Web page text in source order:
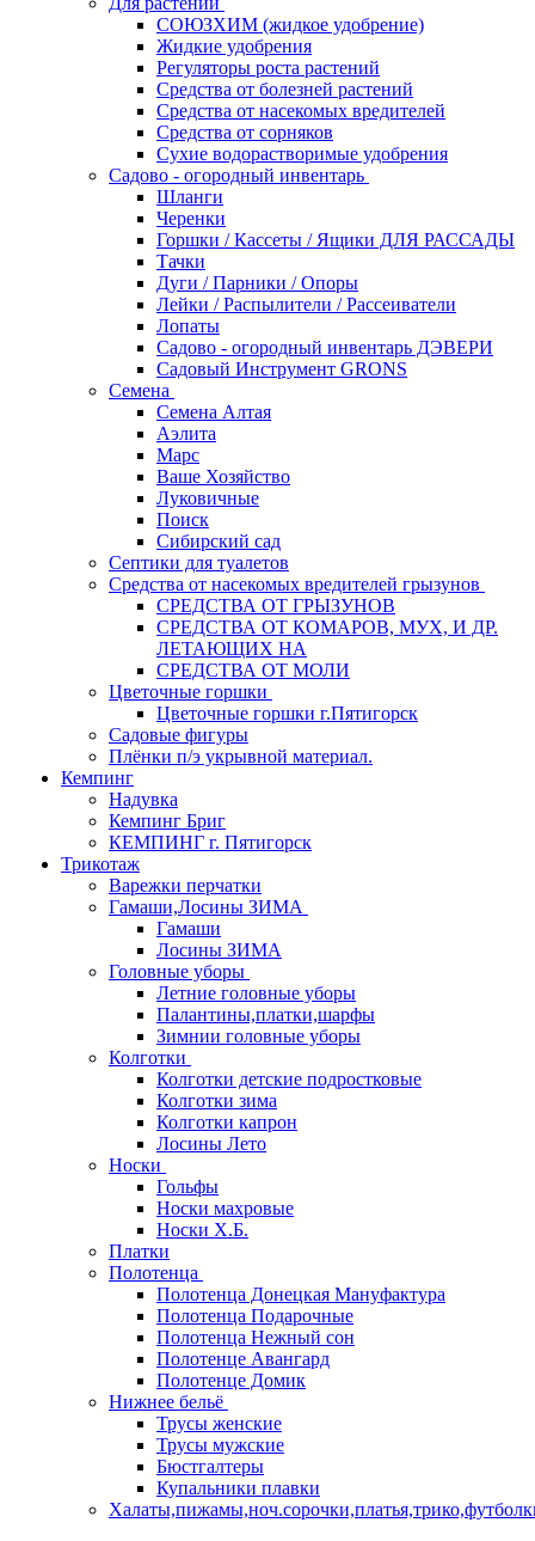
СОЮЗХИМ (жидкое удобрение)
Жидкие удобрения
Регуляторы роста растений
Средства от болезней растений
Средства от насекомых вредителей
Средства от сорняков
Сухие водорастворимые удобрения
Садово - огородный инвентарь
Шланги
Черенки
Горшки / Кассеты / Ящики ДЛЯ РАССАДЫ
Тачки
Дуги / Парники / Опоры
Лейки / Распылители / Рассеиватели
Лопаты
Садово - огородный инвентарь ДЭВЕРИ
Садовый Инструмент GRONS
Семена
Семена Алтая
Аэлита
Марс
Ваше Хозяйство
Луковичные
Поиск
Сибирский сад
Септики для туалетов
Средства от насекомых вредителей грызунов
СPEДСТВА ОТ ГРЫЗУНОВ
СРЕДСТВА ОТ КОМАРОВ, МУХ, И ДР.
ЛЕТАЮЩИХ НА
СРЕДСТВА ОТ МОЛИ
Цветочные горшки
Цветочные горшки г.Пятигорск
Садовые фигуры
Плёнки п/э укрывной материал.
Кемпинг
Надувка
Кемпинг Бриг
КЕМПИНГ г. Пятигорск
Трикотаж
Варежки перчатки
Гамаши,Лосины ЗИМА
Гамаши
Лосины ЗИМА
Головные уборы
Летние головные уборы
Палантины,платки,шарфы
Зимнии головные уборы
Колготки
Колготки детские подростковые
Колготки зима
Колготки капрон
Лосины Лето
Носки
Гольфы
Носки махровые
Носки Х.Б.
Платки
Полотенца
Полотенца Донецкая Мануфактура
Полотенца Подарочные
Полотенца Нежный сон
Полотенце Авангард
Полотенце Домик
Нижнее бельё
Трусы женские
Трусы мужские
Бюстгалтеры
Купальники плавки